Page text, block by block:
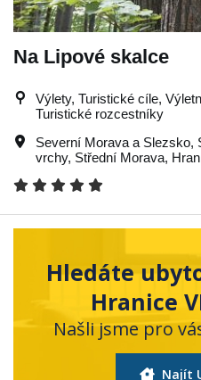
Na Lipové skalce
Výlety, Turistické cíle,
Turistické rozcestníky
Severní Morava a Slezsko,
vrchy, Střední Morava,
Hledáte
Hranice
Našli jsme pro
Najít